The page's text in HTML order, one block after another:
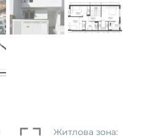
Житлова зона: